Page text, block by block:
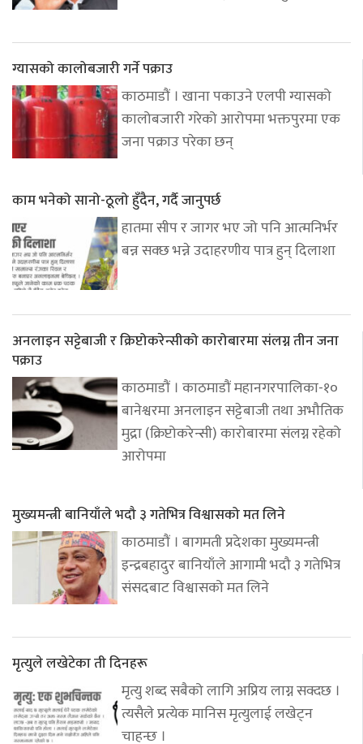
ग्यासको कालोबजारी गर्ने पक्राउ
काठमाडौं । खाना पकाउने एलपी ग्यासको
कालोबजारी गरेको आरोपमा भक्तपुरमा एक
जना पक्राउ परेका छन्
काम भनेको सानो-ठूलो हुँदैन, गर्दै जानुपर्छ
हातमा सीप र जागर भए जो पनि आत्मनिर्भर
बन्न सक्छ भन्ने उदाहरणीय पात्र हुन् दिलाशा
अनलाइन सट्टेबाजी र क्रिप्टोकरेन्सीको कारोबारमा संलग्न तीन जना
पक्राउ
काठमाडौं । काठमाडौं महानगरपालिका-१०
बानेश्वरमा अनलाइन सट्टेबाजी तथा अभौतिक
मुद्रा (क्रिप्टोकरेन्सी) कारोबारमा संलग्न रहेको
आरोपमा
मुख्यमन्त्री बानियाँले भदौ ३ गतेभित्र विश्वासको मत लिने
काठमाडौं । बागमती प्रदेशका मुख्यमन्त्री
इन्द्रबहादुर बानियाँले आगामी भदौ ३ गतेभित्र
संसदबाट विश्वासको मत लिने
मृत्युले लखेटेका ती दिनहरू
मृत्यु शब्द सबैको लागि अप्रिय लाग्न सक्दछ ।
त्यसैले प्रत्येक मानिस मृत्युलाई लखेट्न
चाहन्छ ।